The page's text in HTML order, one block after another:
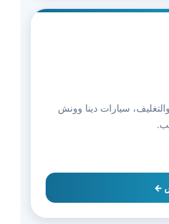
سيارات دينا وونش
←